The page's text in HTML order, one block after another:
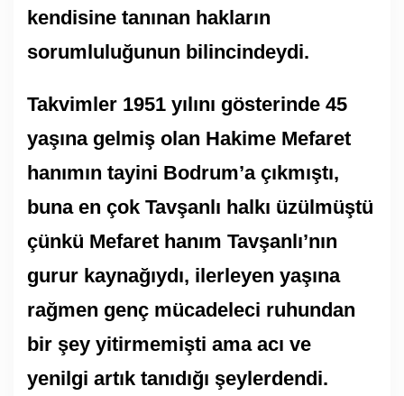
kendisine tanınan hakların
sorumluluğunun bilincindeydi.
Takvimler 1951 yılını gösterinde 45
yaşına gelmiş olan Hakime Mefaret
hanımın tayini Bodrum’a çıkmıştı,
buna en çok Tavşanlı halkı üzülmüştü
çünkü Mefaret hanım Tavşanlı’nın
gurur kaynağıydı, ilerleyen yaşına
rağmen genç mücadeleci ruhundan
bir şey yitirmemişti ama acı ve
yenilgi artık tanıdığı şeylerdendi.